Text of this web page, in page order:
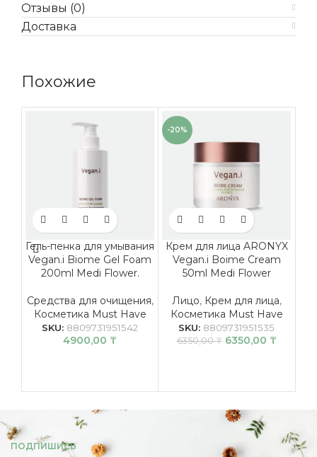
Отзывы (0)
Доставка
Похожие
Гель-пенка для умывания
Vegan.i Biome Gel Foam
200ml Medi Flower.
Средства для очищения,
Косметика Must Have
SKU: 8809731951542
4900,00 ₸
-20%
Крем для лица ARONYX
Vegan.i Boime Cream
50ml Medi Flower
Лицо, Крем для лица,
Косметика Must Have
SKU: 8809731951535
6350,00₸ 6350,00 ₸
ПОДПИШИСЬ